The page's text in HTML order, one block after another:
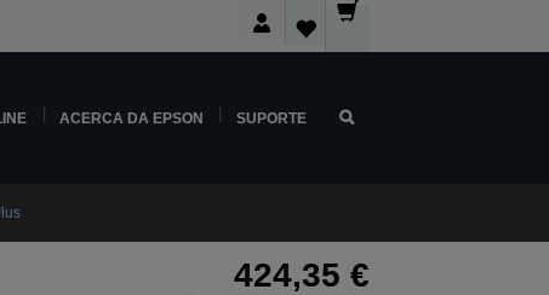
ACERCA DA EPSON SUPORTE
424,35 €